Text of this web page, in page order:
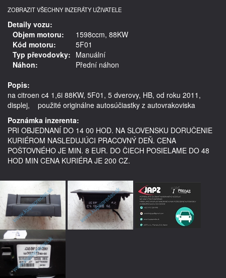
ZOBRAZIT VŠECHNY INZERÁTY UŽIVATELE
Detaily vozu:
Objem motoru:
1598ccm, 88KW
Kód motoru:
5F01
Typ převodovky: Manuální
Náhon:
Přední náhon
Popis:
na citroen c4 1,6i 88KW, 5F01, 5 dverovy, HB, od roku 2011,
displej,    použité originálne autosúčiastky z autovrakoviska
Poznámka inzerenta:
PRI OBJEDNANÍ DO 14 00 HOD. NA SLOVENSKU DORUČENIE
KURIÉROM NASLEDUJÚCI PRACOVNÝ DEŇ. CENA
POŠTOVNÉHO JE MIN. 8 EUR. DO ČIECH POSIELAME DO 48
HOD MIN CENA KURIÉRA JE 200 CZ.